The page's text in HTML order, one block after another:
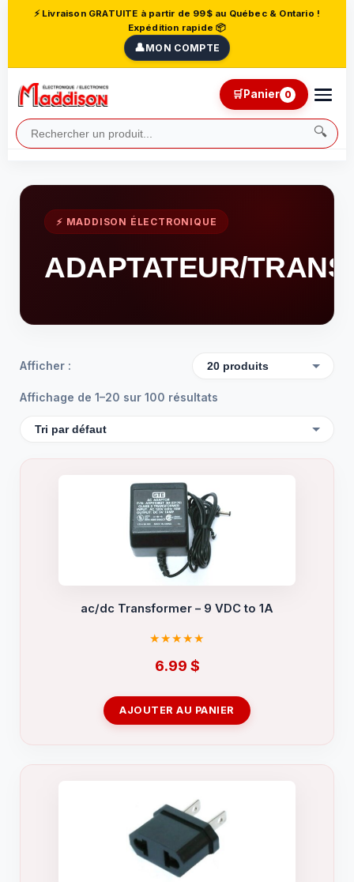
⚡ Livraison GRATUITE à partir de 99$ au Québec & Ontario !
Expédition rapide 📦
👤MON COMPTE
🔍
🛒Panier 0
⚡ MADDISON ÉLECTRONIQUE
ADAPTATEUR/
Afficher :
Affichage de 1–20 sur 100 résultats
ac/dc Transformer – 9 VDC to 1A
6.99 $
AJOUTER AU PANIER